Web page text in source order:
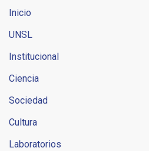
Inicio
UNSL
Institucional
Ciencia
Sociedad
Cultura
Laboratorios